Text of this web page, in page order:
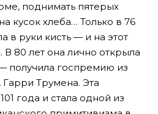
поднимать пятерых
кусок хлеба… Только в 76
в руки кисть — и на этот
В 80 лет она лично открыла
получила госпремию из
Трумена. Эта
года и стала одной из